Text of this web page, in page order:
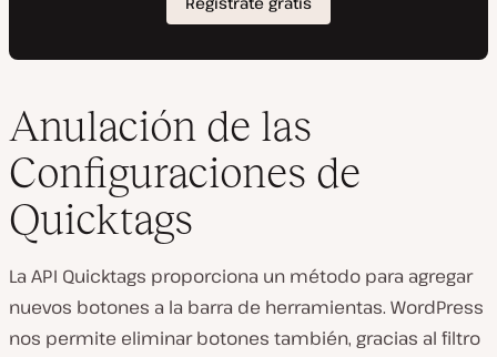
Anulación de las
Configuraciones de
Quicktags
La API Quicktags proporciona un método para agregar
nuevos botones a la barra de herramientas. WordPress
nos permite eliminar botones también, gracias al filtro